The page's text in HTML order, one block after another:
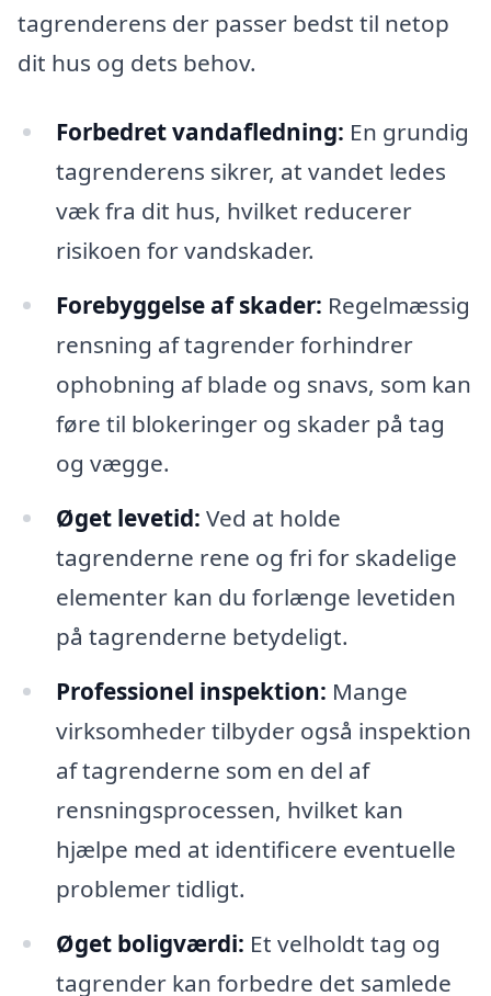
tagrenderens der passer bedst til netop
dit hus og dets behov.
Forbedret vandafledning: En grundig
tagrenderens sikrer, at vandet ledes
væk fra dit hus, hvilket reducerer
risikoen for vandskader.
Forebyggelse af skader: Regelmæssig
rensning af tagrender forhindrer
ophobning af blade og snavs, som kan
føre til blokeringer og skader på tag
og vægge.
Øget levetid: Ved at holde
tagrenderne rene og fri for skadelige
elementer kan du forlænge levetiden
på tagrenderne betydeligt.
Professionel inspektion: Mange
virksomheder tilbyder også inspektion
af tagrenderne som en del af
rensningsprocessen, hvilket kan
hjælpe med at identificere eventuelle
problemer tidligt.
Øget boligværdi: Et velholdt tag og
tagrender kan forbedre det samlede